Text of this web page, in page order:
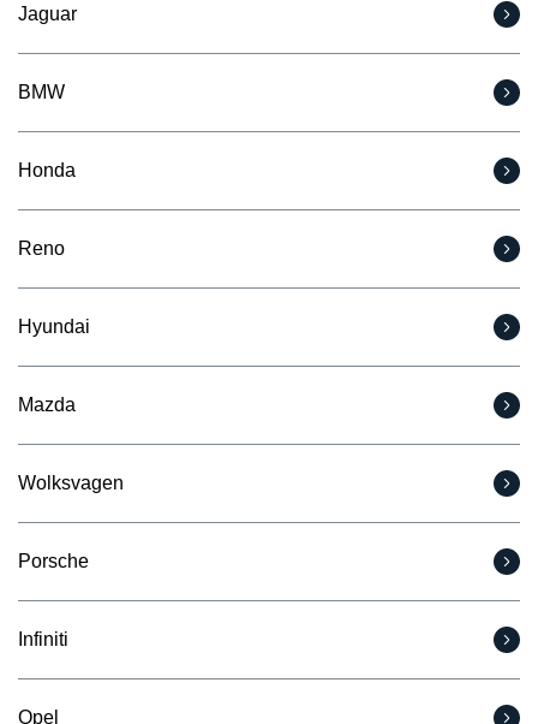
Jaguar
BMW
Honda
Reno
Hyundai
Mazda
Wolksvagen
Porsche
Infiniti
Opel